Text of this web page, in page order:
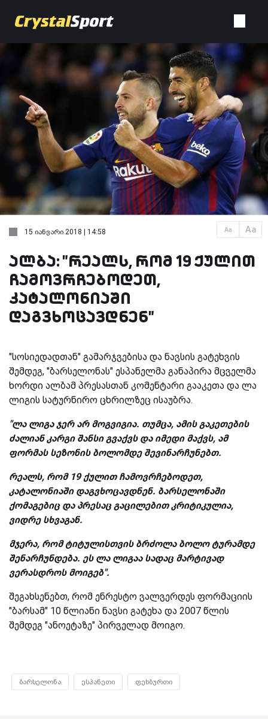
Aa Aa
15 იანვარი 2018 | 14:58
ალბა: "რეალს, რომ 19 ქულით
ჩამოვრჩებოდეთ,
კატალონიაში
დაგვხოცავდნენ"
"სოსიედადთან" გამარჯვებისა და ნავსის გატეხვის
შემდეგ, "ბარსელონას" ესპანელმა განაპირა მცველმა
ხორდი ალბამ პრესასთან კომენტარი გააკეთა და ლა
ლიგის სატურნირო ცხრილზეც ისაუბრა.
"ლა ლიგა ჯერ არ მოგვიგია. თუმცა, ამის გაკეთების
ძალიან კარგი შანსი გვაქვს და იმედი მაქვს, ამ
ფორმას სეზონის ბოლომდე შევინარჩუნებთ.
რეალს, რომ 19 ქულით ჩამოვრჩებოდეთ,
კატალონიაში დაგვხოცავდნენ. ბარსელონაში
ქომაგებიც და პრესაც გაცილებით კრიტიკულია,
ვიდრე სხვაგან.
მჯერა, რომ ტიტულისთვის ბრძოლა ბოლო ტურამდე
შენარჩუნდება. ეს ლა ლიგაა სადაც მარტივად
ვერასდროს მოიგებ".
შეგახსენებთ, რომ ენრესტო ვალვერდეს ფორმაციის
"ბარსამ" 10 წლიანი ნავსი გატეხა და 2007 წლის
შემდეგ "ანოეტაზე" პირველად მოიგო.
ბარსელონა ესპანეთი ფეხბურთი